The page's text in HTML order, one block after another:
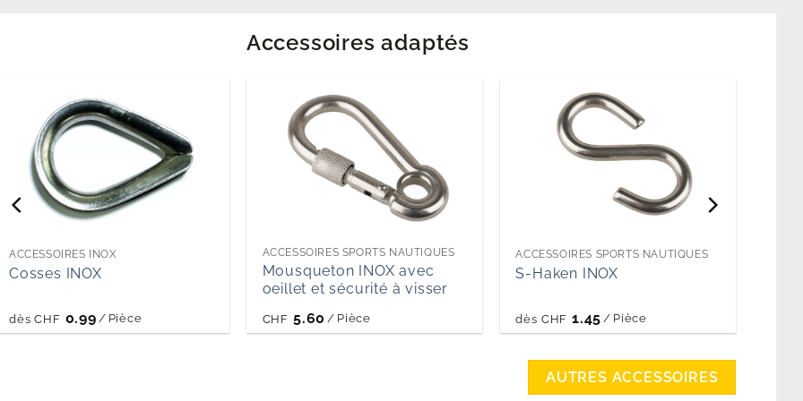
Accessoires adaptés
ACCESSOIRES INOX
Cosses INOX
dès CHF 0.99 / Pièce
ACCESSOIRES SPORTS NAUTIQUES
Mousqueton INOX avec
oeillet et sécurité à visser
CHF 5.60 / Pièce
ACCESSOIRES SPORTS NAUTIQUES
S-Haken INOX
dès CHF 1.45 / Pièce
AUTRES ACCESSOIRES